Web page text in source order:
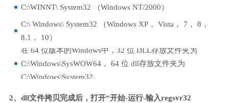
C:\WINNT\ System32 （Windows NT/2000）
C:\ Windows\ System32 （Windows XP， Vista， 7， 8，
8.1， 10）
在 64 位版本的Windows中，32 位 DLL存放文件夹为
C:\Windows\SysWOW64， 64 位 dll存放文件夹为
C:\Windows\System32。
2、dll文件拷贝完成后，打开“开始-运行-输入regsvr32